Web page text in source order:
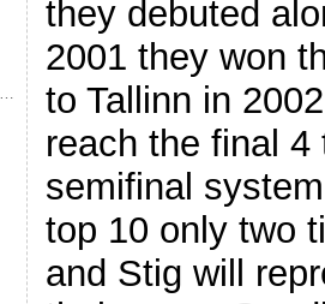
they debuted
2001 they won
to Tallinn in
reach the final
semifinal
top 10 only two
and Stig will